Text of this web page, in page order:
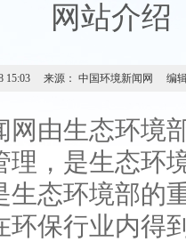
网站介绍
15:03 来源： 中国环境新闻网 编
由生态环境
理，是生态环
生态环境部的
环保行业内得